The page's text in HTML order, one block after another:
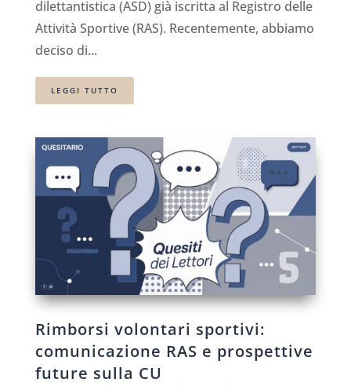
dilettantistica (ASD) già iscritta al Registro delle
Attività Sportive (RAS). Recentemente, abbiamo
deciso di...
LEGGI TUTTO
Rimborsi volontari sportivi:
comunicazione RAS e prospettive
future sulla CU